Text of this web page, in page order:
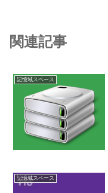
関連記事
記憶域スペース
記憶域スペース